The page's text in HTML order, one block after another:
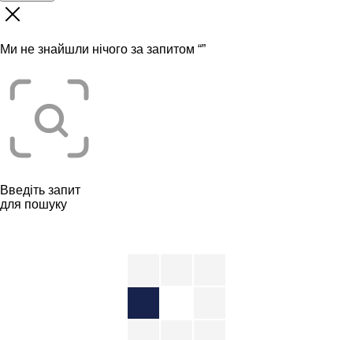
Ми не знайшли нічого за запитом “”
Введіть запит
для пошуку